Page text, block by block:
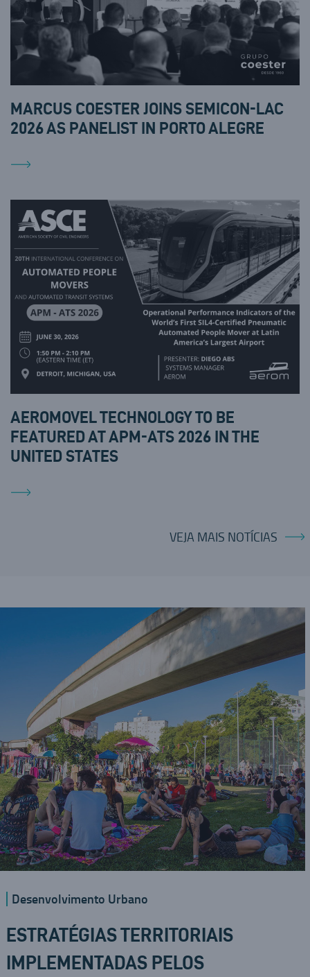
MARCUS COESTER JOINS SEMICON-LAC
2026 AS PANELIST IN PORTO ALEGRE
AEROMOVEL TECHNOLOGY TO BE
FEATURED AT APM-ATS 2026 IN THE
UNITED STATES
VEJA MAIS NOTÍCIAS
Desenvolvimento Urbano
ESTRATÉGIAS TERRITORIAIS
IMPLEMENTADAS PELOS